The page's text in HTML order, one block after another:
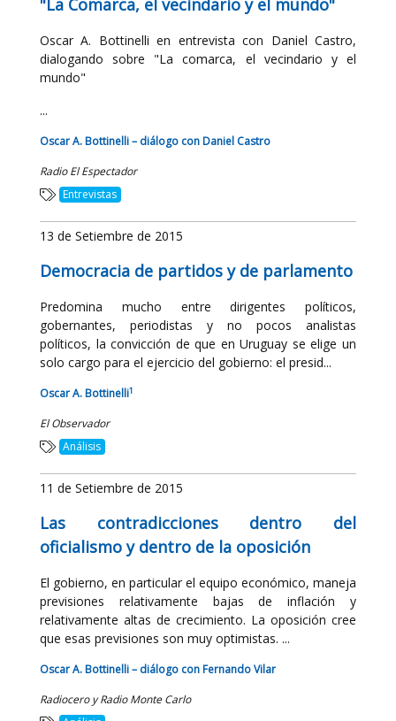
"La Comarca, el vecindario y el mundo"
Oscar A. Bottinelli en entrevista con Daniel Castro,
dialogando sobre "La comarca, el vecindario y el
mundo"
...
Oscar A. Bottinelli – diálogo con Daniel Castro
Radio El Espectador
Entrevistas
13 de Setiembre de 2015
Democracia de partidos y de parlamento
Predomina mucho entre dirigentes políticos,
gobernantes, periodistas y no pocos analistas
políticos, la convicción de que en Uruguay se elige un
solo cargo para el ejercicio del gobierno: el presid...
Oscar A. Bottinelli1
El Observador
Análisis
11 de Setiembre de 2015
Las contradicciones dentro del
oficialismo y dentro de la oposición
El gobierno, en particular el equipo económico, maneja
previsiones relativamente bajas de inflación y
relativamente altas de crecimiento. La oposición cree
que esas previsiones son muy optimistas. ...
Oscar A. Bottinelli – diálogo con Fernando Vilar
Radiocero y Radio Monte Carlo